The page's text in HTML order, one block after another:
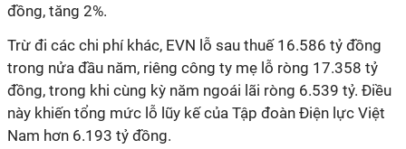
đồng, tăng 2%.
Trừ đi các chi phí khác, EVN lỗ sau thuế 16.586 tỷ đồng
trong nửa đầu năm, riêng công ty mẹ lỗ ròng 17.358 tỷ
đồng, trong khi cùng kỳ năm ngoái lãi ròng 6.539 tỷ. Điều
này khiến tổng mức lỗ lũy kế của Tập đoàn Điện lực Việt
Nam hơn 6.193 tỷ đồng.